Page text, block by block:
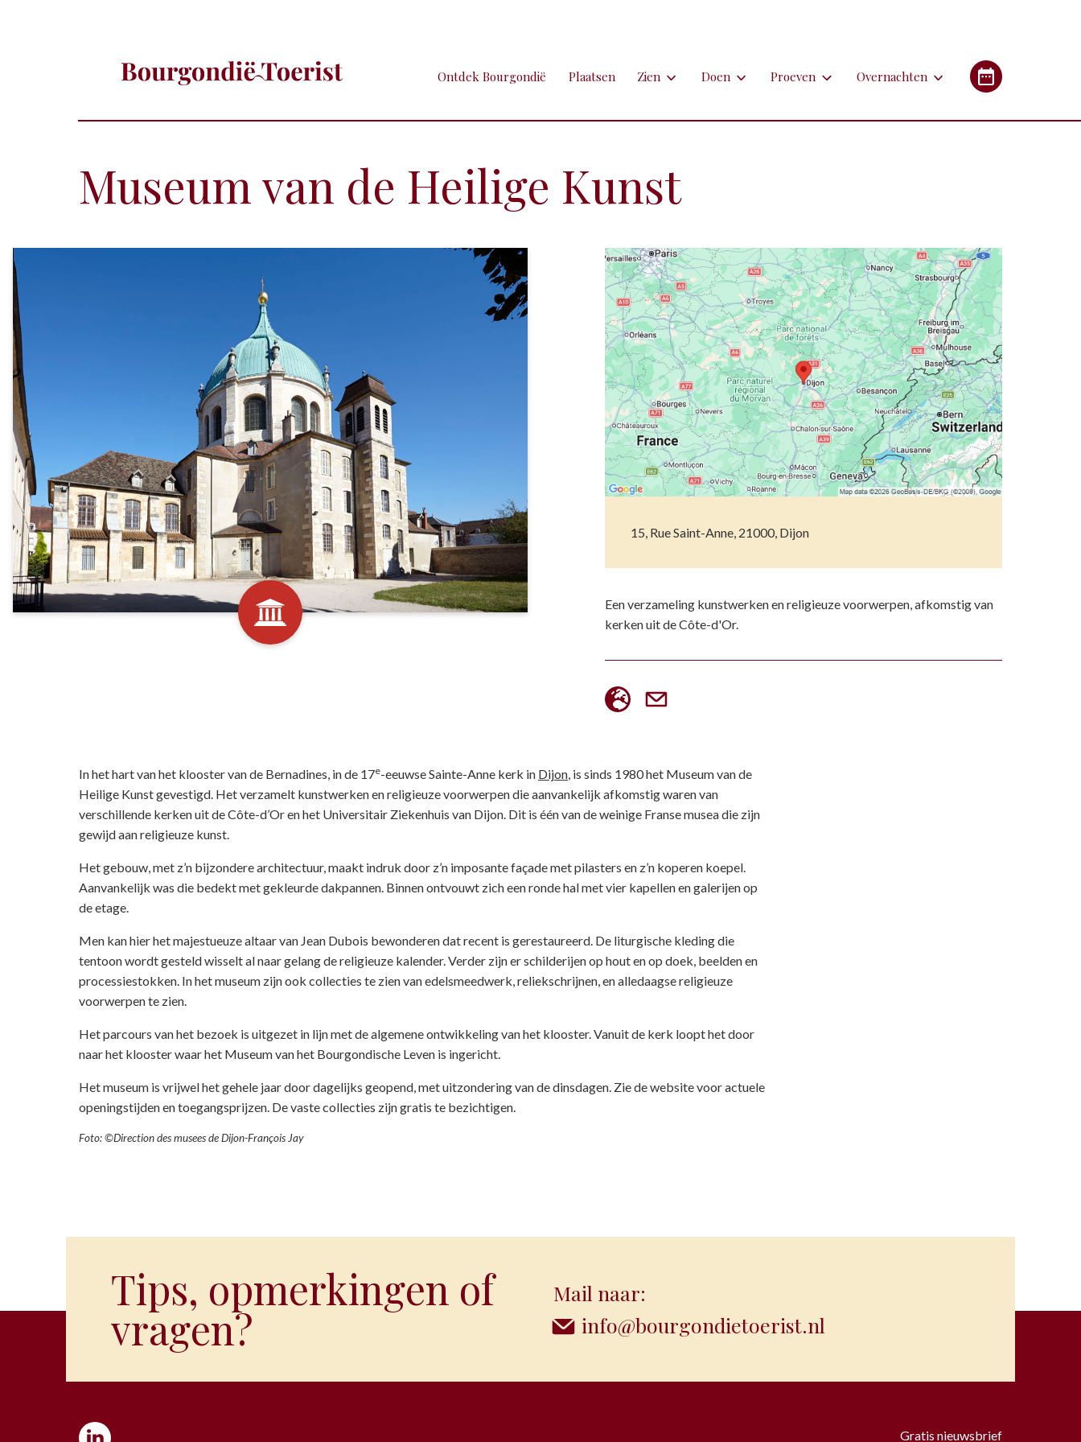
Ontdek Bourgondië Plaatsen Zien
Brocante
Hospitaals en apotheken
Kastelen en gebouwen
Kunst
Markten
Musea
Natuur(parken)
Opgravingen en resten
Pretparken en dierentuinen
Doen
Nederlandstalige rondleiding of excursie
Spoorfiets of (weg)treintje nemen
Toeren met de auto
Uitstapjes met dieren
Voetsporen volgen
Wandelen
Zwemmen
Proeven
Restaurants
Streekgerechten
Streekproducten
Wijnen
Overnachten
Gîtes (vakantiehuizen)
Museum van de Heilige Kunst
15, Rue Saint-Anne, 21000, Dijon
Een verzameling kunstwerken en religieuze voorwerpen, afkomstig van
kerken uit de Côte-d'Or.
In het hart van het klooster van de Bernadines, in de 17e-eeuwse Sainte-Anne kerk in Dijon , is sinds 1980 het Museum van de
Heilige Kunst gevestigd. Het verzamelt kunstwerken en religieuze voorwerpen die aanvankelijk afkomstig waren van
verschillende kerken uit de Côte-d’Or en het Universitair Ziekenhuis van Dijon. Dit is één van de weinige Franse musea die zijn
gewijd aan religieuze kunst.
Het gebouw, met z’n bijzondere architectuur, maakt indruk door z’n imposante façade met pilasters en z’n koperen koepel.
Aanvankelijk was die bedekt met gekleurde dakpannen. Binnen ontvouwt zich een ronde hal met vier kapellen en galerijen op
de etage.
Men kan hier het majestueuze altaar van Jean Dubois bewonderen dat recent is gerestaureerd. De liturgische kleding die
tentoon wordt gesteld wisselt al naar gelang de religieuze kalender. Verder zijn er schilderijen op hout en op doek, beelden en
processiestokken. In het museum zijn ook collecties te zien van edelsmeedwerk, reliekschrijnen, en alledaagse religieuze
voorwerpen te zien.
Het parcours van het bezoek is uitgezet in lijn met de algemene ontwikkeling van het klooster. Vanuit de kerk loopt het door
naar het klooster waar het Museum van het Bourgondische Leven is ingericht.
Het museum is vrijwel het gehele jaar door dagelijks geopend, met uitzondering van de dinsdagen. Zie de website voor actuele
openingstijden en toegangsprijzen. De vaste collecties zijn gratis te bezichtigen.
Foto: ©Direction des musees de Dijon-François Jay
Tips, opmerkingen of
vragen?
Mail naar:
info@bourgondietoerist.nl
Gratis nieuwsbrief